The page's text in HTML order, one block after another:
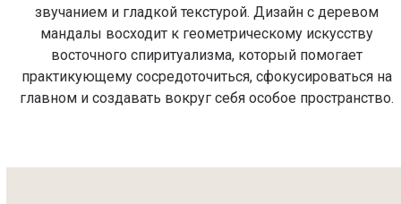
звучанием и гладкой текстурой. Дизайн с деревом
мандалы восходит к геометрическому искусству
восточного спиритуализма, который помогает
практикующему сосредоточиться, сфокусироваться на
главном и создавать вокруг себя особое пространство.